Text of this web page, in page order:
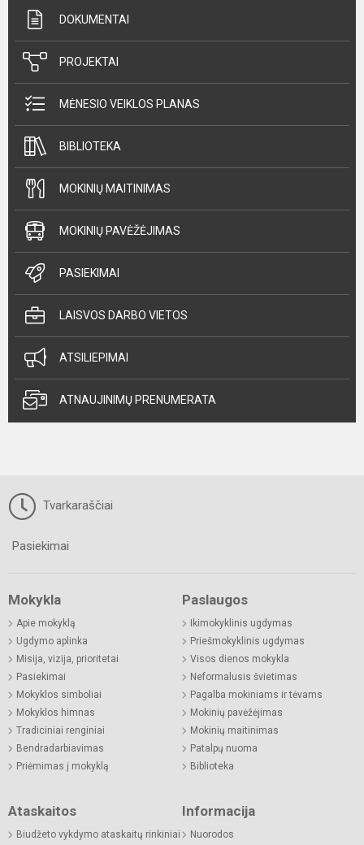
DOKUMENTAI
PROJEKTAI
MĖNESIO VEIKLOS PLANAS
BIBLIOTEKA
MOKINIŲ MAITINIMAS
MOKINIŲ PAVĖŽĖJIMAS
PASIEKIMAI
LAISVOS DARBO VIETOS
ATSILIEPIMAI
ATNAUJINIMŲ PRENUMERATA
Tvarkaraščiai
Pasiekimai
Mokykla
Apie mokyklą
Ugdymo aplinka
Misija, vizija, prioritetai
Pasiekimai
Mokyklos simboliai
Mokyklos himnas
Tradiciniai renginiai
Bendradarbiavimas
Priėmimas į mokyklą
Paslaugos
Ikimokyklinis ugdymas
Priešmokyklinis ugdymas
Visos dienos mokykla
Neformalusis švietimas
Pagalba mokiniams ir tėvams
Mokinių pavėžėjimas
Mokinių maitinimas
Patalpų nuoma
Biblioteka
Ataskaitos
Biudžeto vykdymo ataskaitų rinkiniai
Informacija
Nuorodos